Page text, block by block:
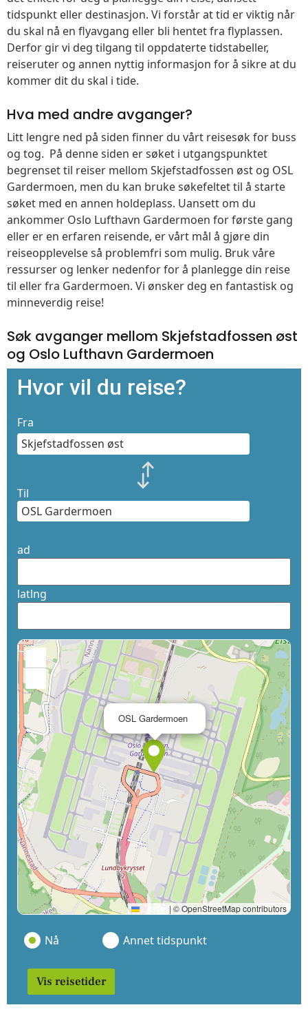
tidspunkt eller destinasjon. Vi forstår at tid er viktig når
du skal nå en flyavgang eller bli hentet fra flyplassen.
Derfor gir vi deg tilgang til oppdaterte tidstabeller,
reiseruter og annen nyttig informasjon for å sikre at du
kommer dit du skal i tide.
Hva med andre avganger?
Litt lengre ned på siden finner du vårt reisesøk for buss
og tog. På denne siden er søket i utgangspunktet
begrenset til reiser mellom Skjefstadfossen øst og OSL
Gardermoen, men du kan bruke søkefeltet til å starte
søket med en annen holdeplass. Uansett om du
ankommer Oslo Lufthavn Gardermoen for første gang
eller er en erfaren reisende, er vårt mål å gjøre din
reiseopplevelse så problemfri som mulig. Bruk våre
ressurser og lenker nedenfor for å planlegge din reise
til eller fra Gardermoen. Vi ønsker deg en fantastisk og
minneverdig reise!
Søk avganger mellom Skjefstadfossen øst
og Oslo Lufthavn Gardermoen
Hvor vil du reise?
Fra
Til
ad
latlng
OSL Gardermoen
Leaflet | © OpenStreetMap contributors
Nå Annet tidspunkt
Vis reisetider